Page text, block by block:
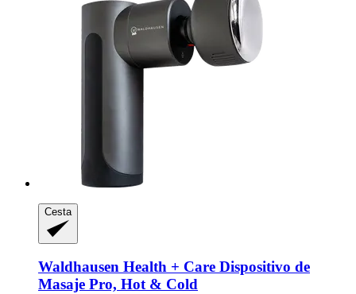
Cesta
Waldhausen Health + Care Dispositivo de
Masaje Pro, Hot & Cold